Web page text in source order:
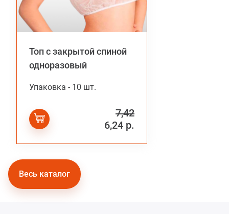
Топ с закрытой спиной
одноразовый
Упаковка - 10 шт.
7,42
6,24 р.
Весь каталог